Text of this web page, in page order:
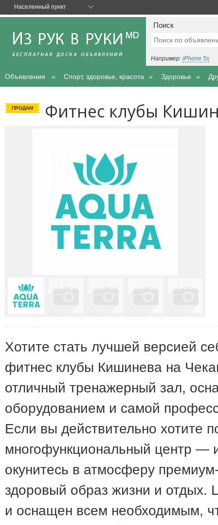
Поиск
Например: iPhone 5s
Объявления Спорт, здоровье, красота Здоровье
ПРОДАМ Фитнес клубы
Хотите стать лучшей версией
фитнес клубы Кишинева на
отличный тренажерный зал,
оборудованием и самой
Если вы действительно хотите
многофункциональный центр —
окунитесь в атмосферу
здоровый образ жизни и отдых.
и оснащен всем необходимым,
Населенный пункт